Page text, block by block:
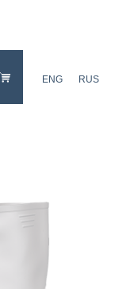
ENG RUS